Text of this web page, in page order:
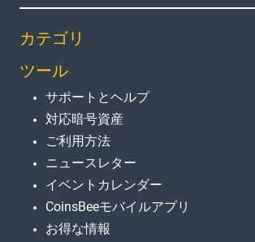
カテゴリ
ツール
サポートとヘルプ
対応暗号資産
ご利用方法
ニュースレター
イベントカレンダー
CoinsBeeモバイルアプリ
お得な情報